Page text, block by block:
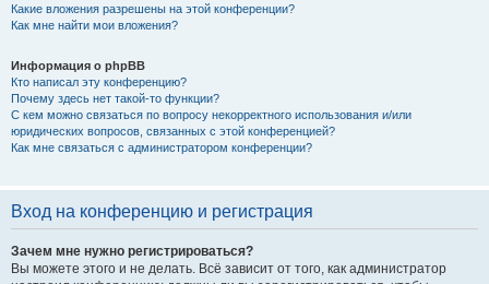
Какие вложения разрешены на этой конференции?
Как мне найти мои вложения?
Информация о phpBB
Кто написал эту конференцию?
Почему здесь нет такой-то функции?
С кем можно связаться по вопросу некорректного использования и/или
юридических вопросов, связанных с этой конференцией?
Как мне связаться с администратором конференции?
Вход на конференцию и регистрация
Зачем мне нужно регистрироваться?
Вы можете этого и не делать. Всё зависит от того, как администратор